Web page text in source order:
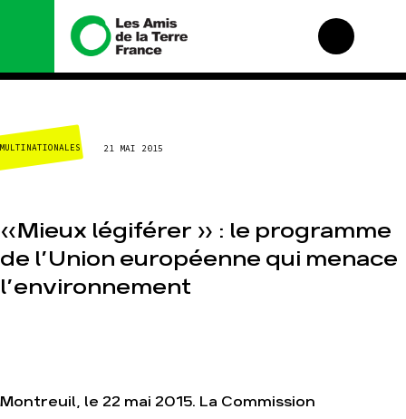
Nous connaître
Histoire
Valeurs
Équipes et
fonctionnement
Le réseau dans le
Mode : une tendance
destructrice
Gaz au Mozambique,
MULTINATIONALES 21 MAI 2015
«Mieux légiférer » : le programme
de l’Union européenne qui menace
l’environnement
Montreuil, le 22 mai 2015. La Commission